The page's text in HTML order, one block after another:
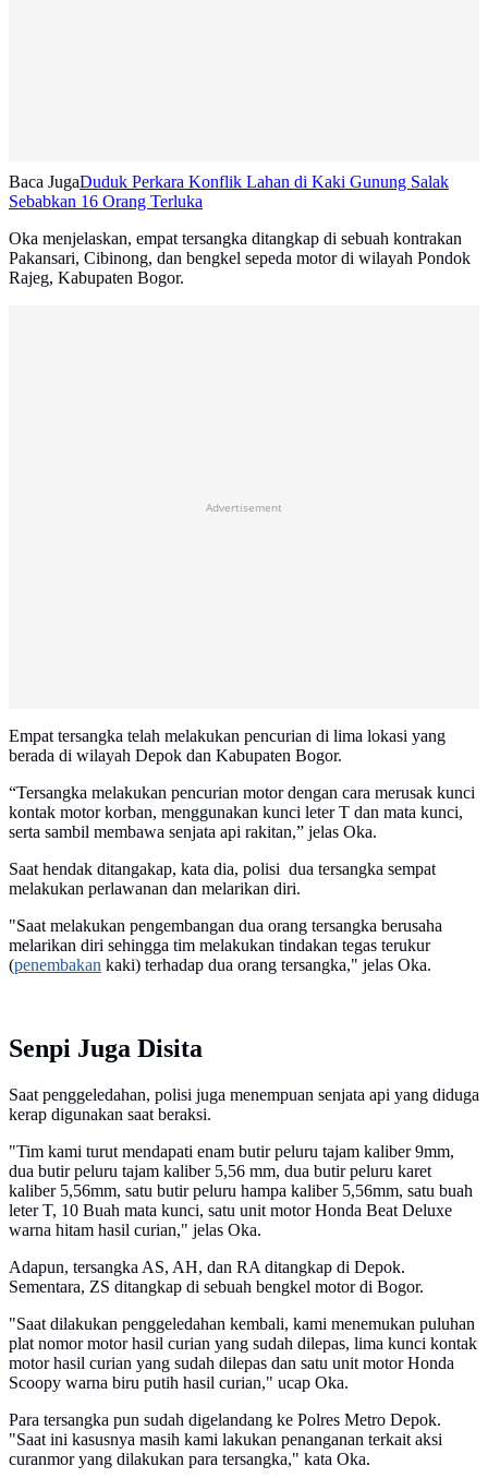
Baca JugaDuduk Perkara Konflik Lahan di Kaki Gunung Salak
Sebabkan 16 Orang Terluka
Oka menjelaskan, empat tersangka ditangkap di sebuah kontrakan
Pakansari, Cibinong, dan bengkel sepeda motor di wilayah Pondok
Rajeg, Kabupaten Bogor.
Advertisement
Empat tersangka telah melakukan pencurian di lima lokasi yang
berada di wilayah Depok dan Kabupaten Bogor.
“Tersangka melakukan pencurian motor dengan cara merusak kunci
kontak motor korban, menggunakan kunci leter T dan mata kunci,
serta sambil membawa senjata api rakitan,” jelas Oka.
Saat hendak ditangakap, kata dia, polisi dua tersangka sempat
melakukan perlawanan dan melarikan diri.
"Saat melakukan pengembangan dua orang tersangka berusaha
melarikan diri sehingga tim melakukan tindakan tegas terukur
(penembakan kaki) terhadap dua orang tersangka," jelas Oka.
Senpi Juga Disita
Saat penggeledahan, polisi juga menempuan senjata api yang diduga
kerap digunakan saat beraksi.
"Tim kami turut mendapati enam butir peluru tajam kaliber 9mm,
dua butir peluru tajam kaliber 5,56 mm, dua butir peluru karet
kaliber 5,56mm, satu butir peluru hampa kaliber 5,56mm, satu buah
leter T, 10 Buah mata kunci, satu unit motor Honda Beat Deluxe
warna hitam hasil curian," jelas Oka.
Adapun, tersangka AS, AH, dan RA ditangkap di Depok.
Sementara, ZS ditangkap di sebuah bengkel motor di Bogor.
"Saat dilakukan penggeledahan kembali, kami menemukan puluhan
plat nomor motor hasil curian yang sudah dilepas, lima kunci kontak
motor hasil curian yang sudah dilepas dan satu unit motor Honda
Scoopy warna biru putih hasil curian," ucap Oka.
Para tersangka pun sudah digelandang ke Polres Metro Depok.
"Saat ini kasusnya masih kami lakukan penanganan terkait aksi
curanmor yang dilakukan para tersangka," kata Oka.